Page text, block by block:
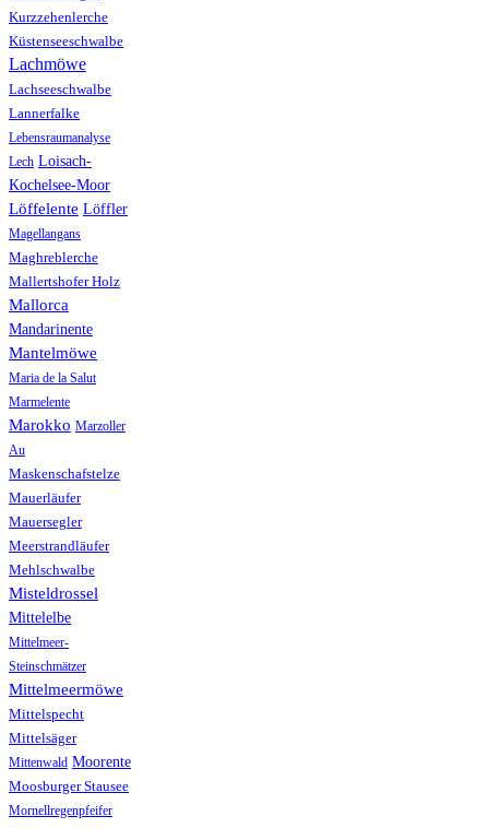
Kurzzehenlerche
Küstenseeschwalbe
Lachmöwe
Lachseeschwalbe
Lannerfalke
Lebensraumanalyse
Lech Loisach-
Kochelsee-Moor
Löffelente Löffler
Magellangans
Maghreblerche
Mallertshofer Holz
Mallorca
Mandarinente
Mantelmöwe
Maria de la Salut
Marmelente
Marokko Marzoller
Au
Maskenschafstelze
Mauerläufer
Mauersegler
Meerstrandläufer
Mehlschwalbe
Misteldrossel
Mittelelbe
Mittelmeer-
Steinschmätzer
Mittelmeermöwe
Mittelspecht
Mittelsäger
Mittenwald Moorente
Moosburger Stausee
Mornellregenpfeifer